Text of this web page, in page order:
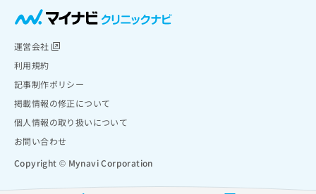
運営会社
利用規約
記事制作ポリシー
掲載情報の修正について
個人情報の取り扱いについて
お問い合わせ
Copyright © Mynavi Corporation